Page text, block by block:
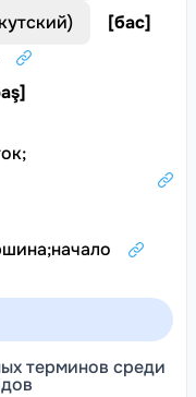
[бас]
]
;
;начало
терминов среди